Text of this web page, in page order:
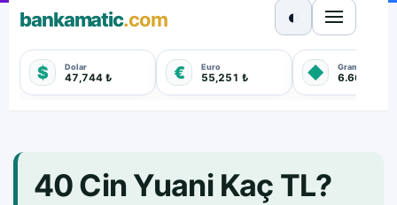
bankamatic.com
$ Dolar
47,744 ₺ € Euro
55,251 ₺ ◆ Gram Altın
6.660,550
◐
40 Cin Yuani Kaç TL?